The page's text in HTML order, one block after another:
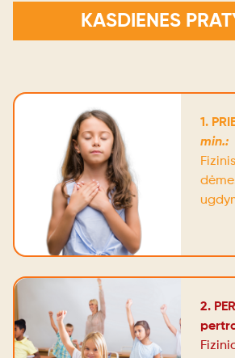
KASDIENES
1.
min.:
2.